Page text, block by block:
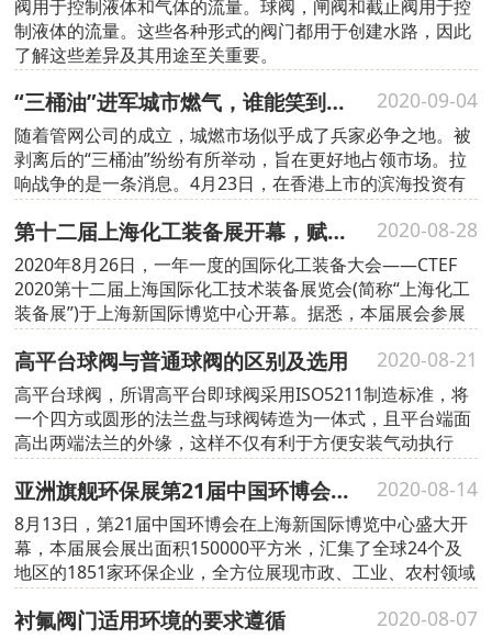
阀用于控制液体和气体的流量。球阀，闸阀和截止阀用于控
制液体的流量。这些各种形式的阀门都用于创建水路，因此
了解这些差异及其用途至关重要。
“三桶油”进军城市燃气，谁能笑到后？ 2020-09-04
随着管网公司的成立，城燃市场似乎成了兵家必争之地。被
剥离后的“三桶油”纷纷有所举动，旨在更好地占领市场。拉
响战争的是一条消息。4月23日，在香港上市的滨海投资有
限公司发布公告，称已与中国石化长城燃气达成合作协议
第十二届上海化工装备展开幕，赋能化工行业国内“大循环” 2020-08-28
2020年8月26日，一年一度的国际化工装备大会——CTEF
2020第十二届上海国际化工技术装备展览会(简称“上海化工
装备展”)于上海新国际博览中心开幕。据悉，本届展会参展
企业达到800多家，展览面积约5万平方米。
高平台球阀与普通球阀的区别及选用 2020-08-21
高平台球阀，所谓高平台即球阀采用ISO5211制造标准，将
一个四方或圆形的法兰盘与球阀铸造为一体式，且平台端面
高出两端法兰的外缘，这样不仅有利于方便安装气动执行
器、电动执行器等执行装装置，且大大提高阀门与执行器之
间的稳固性，外观上也更美观，更精致。亚洲旗舰环保展第21届中国环博会上海开幕 2020-08-14
8月13日，第21届中国环博会在上海新国际博览中心盛大开
幕，本届展会展出面积150000平方米，汇集了全球24个及
地区的1851家环保企业，全方位展现市政、工业、农村领域
的水、固废、大气、土壤、噪声污染治理技术前沿发展趋势
和创新科技。
衬氟阀门适用环境的要求遵循 2020-08-07